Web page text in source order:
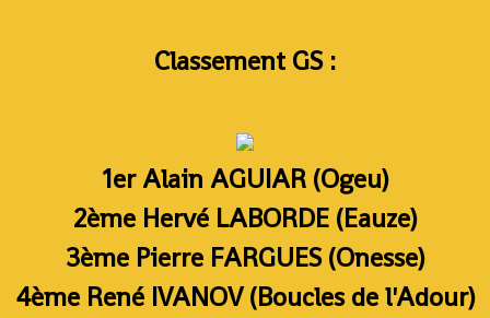
Classement GS :
1er Alain AGUIAR (Ogeu)
2ème Hervé LABORDE (Eauze)
3ème Pierre FARGUES (Onesse)
4ème René IVANOV (Boucles de l'Adour)